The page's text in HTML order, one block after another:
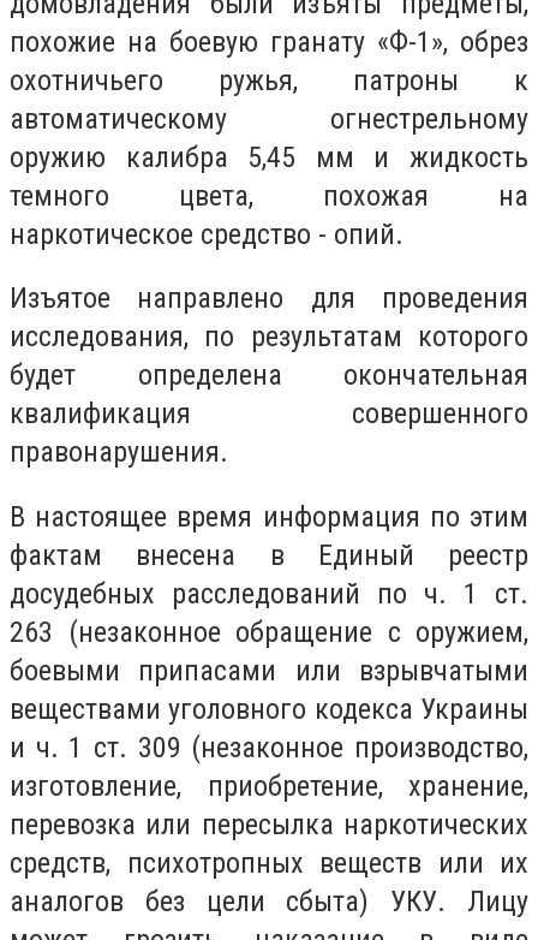
похожие на боевую гранату «Ф-1», обрез
охотничьего ружья, патроны к
автоматическому огнестрельному
оружию калибра 5,45 мм и жидкость
темного цвета, похожая на
наркотическое средство - опий.
Изъятое направлено для проведения
исследования, по результатам которого
будет определена окончательная
квалификация совершенного
правонарушения.
В настоящее время информация по этим
фактам внесена в Единый реестр
досудебных расследований по ч. 1 ст.
263 (незаконное обращение с оружием,
боевыми припасами или взрывчатыми
веществами уголовного кодекса Украины
и ч. 1 ст. 309 (незаконное производство,
изготовление, приобретение, хранение,
перевозка или пересылка наркотических
средств, психотропных веществ или их
аналогов без цели сбыта) УКУ. Лицу